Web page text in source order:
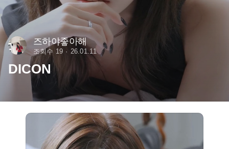
즈하야좋아해
조회수 19 26.01.11
DICON